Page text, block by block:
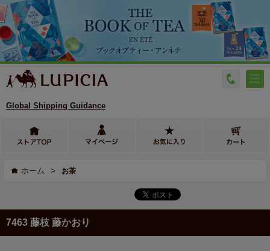
Global Shipping Guidance
ホーム > お茶
7463 藤枝 藤かおり